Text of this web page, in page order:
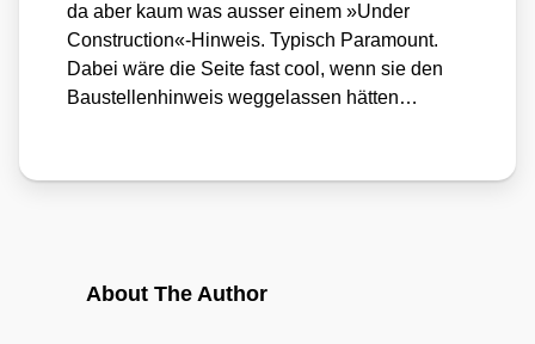
da aber kaum was aus­ser einem »Under
Construction«-Hinweis. Typisch Para­mount.
Dabei wäre die Sei­te fast cool, wenn sie den
Bau­stel­len­hin­weis weg­ge­las­sen hät­ten…
About The Author